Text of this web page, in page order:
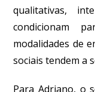
qualitativas,
condicionam
modalidades de
sociais tendem a
Para Adriano, o